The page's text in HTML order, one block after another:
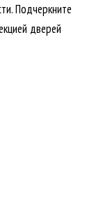
Подчеркните
дверей